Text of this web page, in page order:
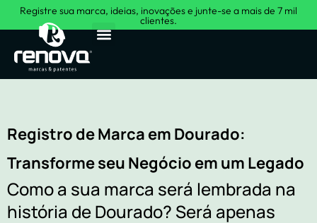
Registre sua marca, ideias, inovações e junte-se a mais de 7 mil
clientes.
Registro de Marca em Dourado:
Transforme seu Negócio em um Legado
Como a sua marca será lembrada na
história de Dourado? Será apenas